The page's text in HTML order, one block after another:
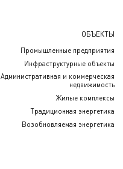
ОБЪЕКТЫ
Промышленные предприятия
Инфраструктурные объекты
Административная и коммерческая
недвижимость
Жилые комплексы
Традиционная энергетика
Возобновляемая энергетика